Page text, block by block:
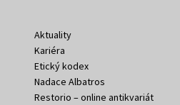
Aktuality
Kariéra
Etický kodex
Nadace Albatros
Restorio – online antikvariát